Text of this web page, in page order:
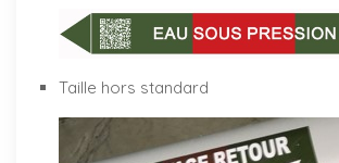
Taille hors standard